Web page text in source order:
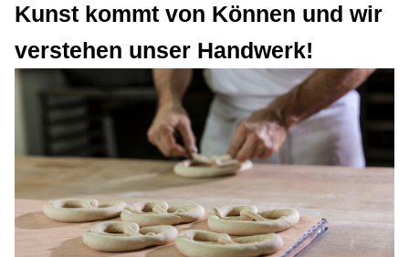
Kunst kommt von Können und wir
verstehen unser Handwerk!